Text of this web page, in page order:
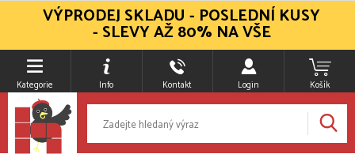
Kategorie Info Kontakt Login Košík
VÝPRODEJ SKLADU - POSLEDNÍ KUSY
- SLEVY AŽ 80% NA VŠE